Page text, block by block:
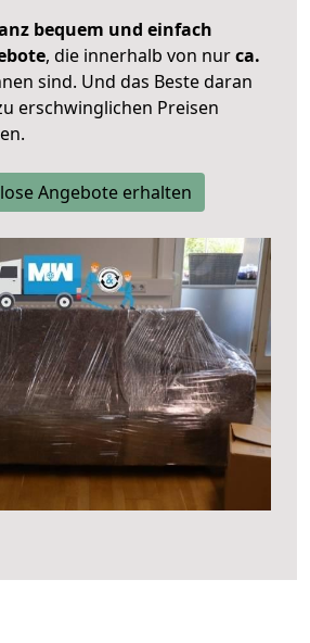
bequem und einfach
, die innerhalb von nurca.
sind. Und das Beste daran
erschwinglichen Preisen
Angebote erhalten